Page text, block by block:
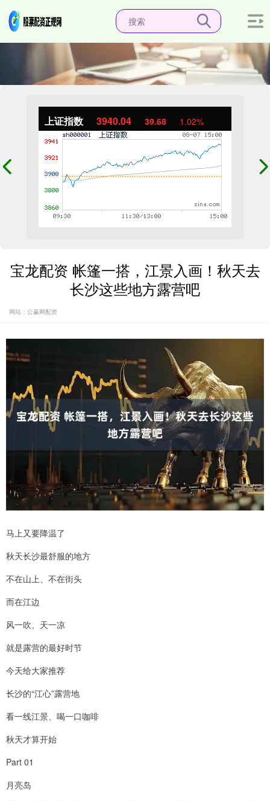
上证指数 3940.04 39.68 1.02%
宝龙配资 帐篷一搭，江景入画！秋天去
长沙这些地方露营吧
网站：公赢网配资
马上又要降温了
秋天长沙最舒服的地方
不在山上、不在街头
而在江边
风一吹、天一凉
就是露营的最好时节
今天给大家推荐
长沙的“江心”露营地
看一线江景、喝一口咖啡
秋天才算开始
Part 01
月亮岛